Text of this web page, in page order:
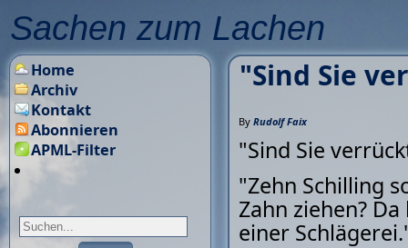
Sachen zum Lachen
"Sind Sie
By Rudolf Faix
"Sind Sie
"Zehn Schilling
Zahn ziehen?
einer
Home
Archiv
Kontakt
Abonnieren
APML-Filter